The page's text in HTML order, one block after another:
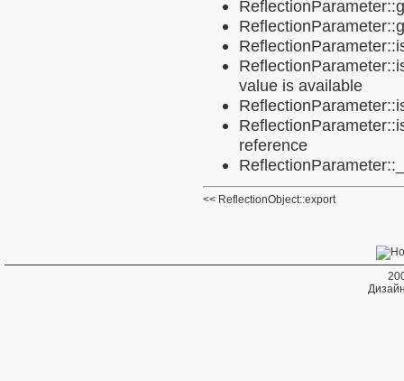
value is available
reference
ReflectionObject::export